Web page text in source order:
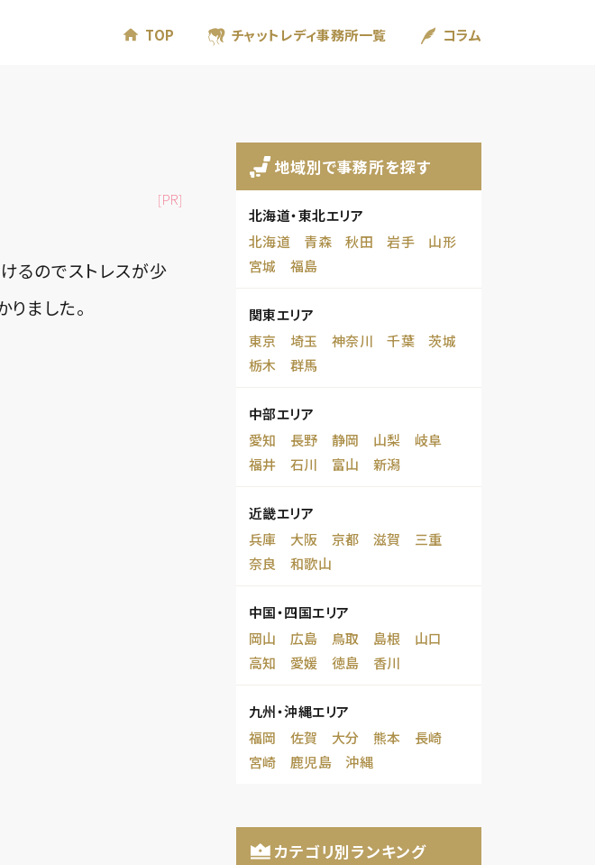
TOP チャットレディ事務所一覧 コラム
[PR]
るのでストレスが少
ました。
地域別で事務所を探す
北海道・東北エリア
北海道
青森 秋田 岩手
山形
宮城
福島
関東エリア
東京
埼玉 神奈川 千葉
茨城
栃木
群馬
中部エリア
愛知
長野 静岡 山梨
岐阜
福井
石川 富山 新潟
近畿エリア
兵庫
大阪 京都 滋賀
三重
奈良
和歌山
中国・四国エリア
岡山
広島 鳥取 島根
山口
高知
愛媛 徳島 香川
九州・沖縄エリア
福岡
佐賀 大分 熊本
長崎
宮崎
鹿児島 沖縄
カテゴリ別ランキング